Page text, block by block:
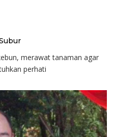
merawat tanaman agar
perhati